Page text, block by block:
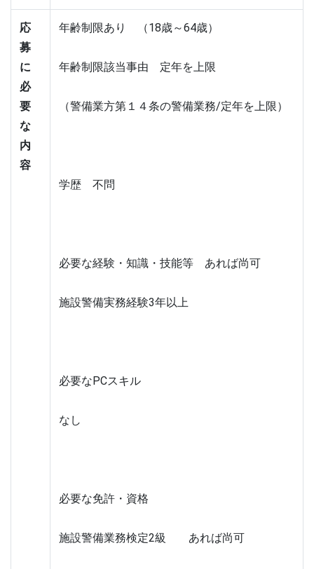
応
募
に
必
要
な
内
容
年齢制限あり　（18歳～64歳）
年齢制限該当事由　定年を上限
（警備業方第１４条の警備業務/定年を上限）
学歴　不問
必要な経験・知識・技能等　あれば尚可
施設警備実務経験3年以上
必要なPCスキル
なし
必要な免許・資格
施設警備業務検定2級　　あれば尚可